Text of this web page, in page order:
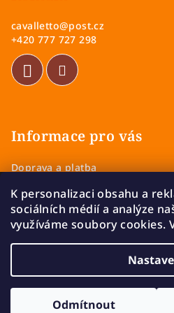
K personalizaci obsahu a
sociálních médií a analýze
využíváme soubory cookies.
Odmítnout
cavalletto@post.cz
+420 777 727 298
Informace pro vás
Doprava a platba
Zásady ochrany osobních údajů
Vrácení a výměna zboží
Upravit